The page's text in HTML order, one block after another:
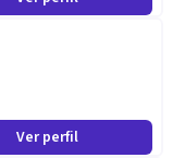
Ver perfil